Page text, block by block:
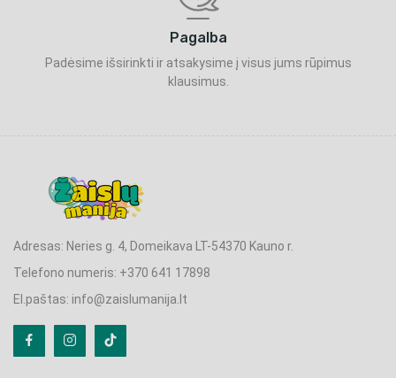
Pagalba
Padėsime išsirinkti ir atsakysime į visus jums rūpimus
klausimus.
Adresas: Neries g. 4, Domeikava LT-54370 Kauno r.
Telefono numeris: +370 641 17898
El.paštas: info@zaislumanija.lt